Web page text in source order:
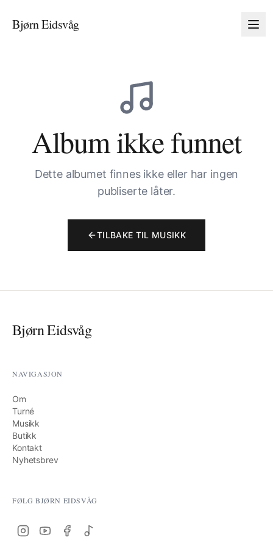
Bjørn Eidsvåg
Album ikke funnet
Dette albumet finnes ikke eller har ingen
publiserte låter.
TILBAKE TIL MUSIKK
Bjørn Eidsvåg
NAVIGASJON
Om
Turné
Musikk
Butikk
Kontakt
Nyhetsbrev
FØLG BJØRN EIDSVÅG